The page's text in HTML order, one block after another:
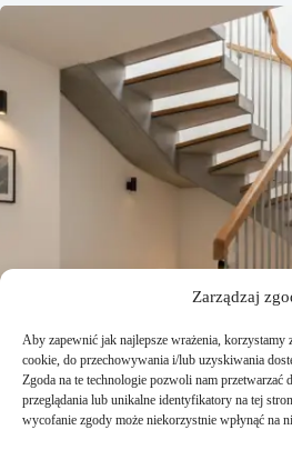
Zarządzaj
Aby zapewnić jak najlepsze wrażenia,
cookie, do przechowywania i/lub uzyskiwania
Zgoda na te technologie pozwoli nam przetwarzać
przeglądania lub unikalne identyfikatory na tej
wycofanie zgody może niekorzystnie wpłynąć na